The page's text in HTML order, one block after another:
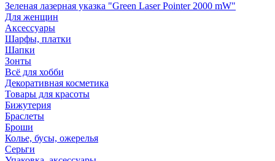
Зеленая лазерная указка "Green Laser Pointer 2000 mW"
Для женщин
Аксессуары
Шарфы, платки
Шапки
Зонты
Всё для хобби
Декоративная косметика
Товары для красоты
Бижутерия
Браслеты
Броши
Колье, бусы, ожерелья
Серьги